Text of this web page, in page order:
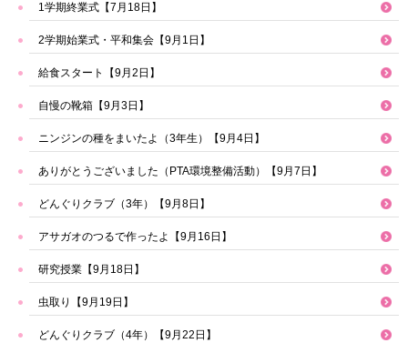
1学期終業式【7月18日】
2学期始業式・平和集会【9月1日】
給食スタート【9月2日】
自慢の靴箱【9月3日】
ニンジンの種をまいたよ（3年生）【9月4日】
ありがとうございました（PTA環境整備活動）【9月7日】
どんぐりクラブ（3年）【9月8日】
アサガオのつるで作ったよ【9月16日】
研究授業【9月18日】
虫取り【9月19日】
どんぐりクラブ（4年）【9月22日】